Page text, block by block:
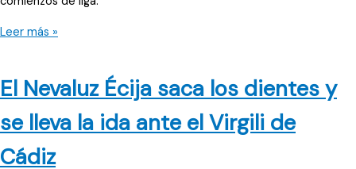
Cádiz
El
decide
Virgili
Cádiz
Leer más »
El Nevaluz Écija saca los dientes y
se lleva la ida ante el Virgili de
Cádiz